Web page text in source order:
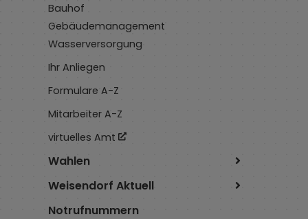
Bauhof
Gebäudemanagement
Wasserversorgung
Ihr Anliegen
Formulare A-Z
Mitarbeiter A-Z
virtuelles Amt
Wahlen
Weisendorf Aktuell
Notrufnummern